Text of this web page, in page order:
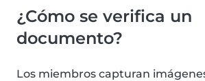
¿Cómo se verifica un
documento?
Los miembros capturan